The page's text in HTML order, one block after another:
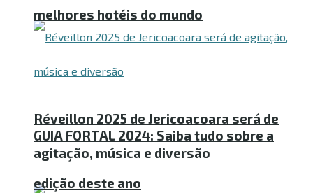
Réveillon 2025 de Jericoacoara será de
agitação, música e diversão
melhores hotéis do mundo
GUIA FORTAL 2024: Saiba tudo sobre a
edição deste ano